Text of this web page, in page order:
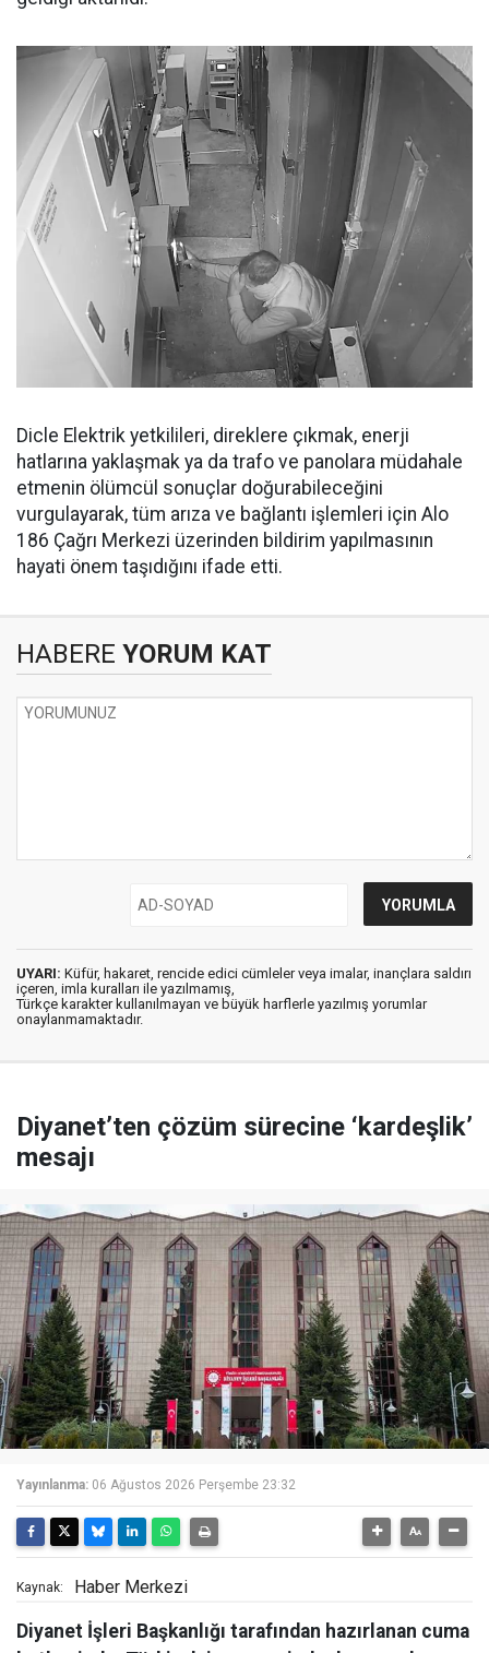
Dicle Elektrik yetkilileri, direklere çıkmak, enerji
hatlarına yaklaşmak ya da trafo ve panolara müdahale
etmenin ölümcül sonuçlar doğurabileceğini
vurgulayarak, tüm arıza ve bağlantı işlemleri için Alo
186 Çağrı Merkezi üzerinden bildirim yapılmasının
hayati önem taşıdığını ifade etti.
HABERE YORUM KAT
UYARI: Küfür, hakaret, rencide edici cümleler veya imalar, inançlara saldırı
içeren, imla kuralları ile yazılmamış,
Türkçe karakter kullanılmayan ve büyük harflerle yazılmış yorumlar
onaylanmamaktadır.
Diyanet’ten çözüm sürecine ‘kardeşlik’
mesajı
Yayınlanma: 06 Ağustos 2026 Perşembe 23:32
Kaynak: Haber Merkezi
Diyanet İşleri Başkanlığı tarafından hazırlanan cuma